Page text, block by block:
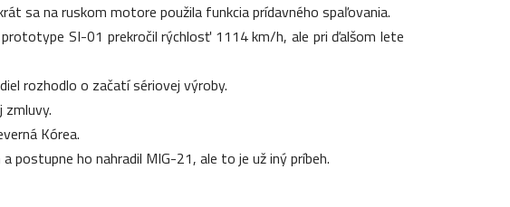
sa na ruskom motore použila funkcia prídavného spaľovania.
SI-01 prekročil rýchlosť 1114 km/h, ale pri ďalšom lete
rozhodlo o začatí sériovej výroby.
Kórea.
ho nahradil MIG-21, ale to je už iný príbeh.